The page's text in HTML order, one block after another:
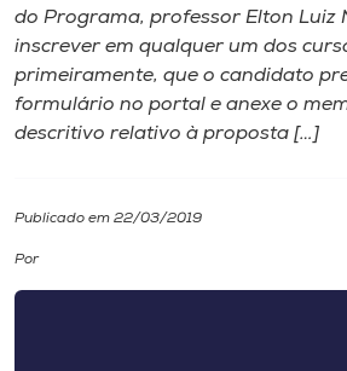
Diplomados
Cultura
Biblioteca
do Programa, professor Elton Luiz
inscrever em qualquer um dos
primeiramente, que o candidato
formulário no portal e anexe o
descritivo relativo à proposta […]
Publicado em 22/03/2019
Por